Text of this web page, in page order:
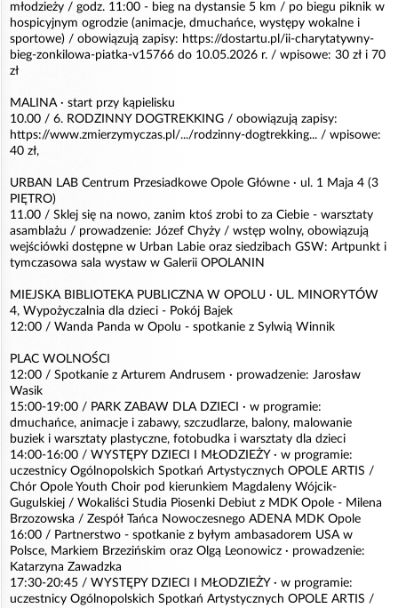
młodzieży / godz. 11:00 - bieg na dystansie 5 km / po biegu piknik w
hospicyjnym ogrodzie (animacje, dmuchańce, występy wokalne i
sportowe) / obowiązują zapisy: https://dostartu.pl/ii-charytatywny-
bieg-zonkilowa-piatka-v15766 do 10.05.2026 r. / wpisowe: 30 zł i 70
zł
MALINA · start przy kąpielisku
10.00 / 6. RODZINNY DOGTREKKING / obowiązują zapisy:
https://www.zmierzymyczas.pl/.../rodzinny-dogtrekking... / wpisowe:
40 zł,
URBAN LAB Centrum Przesiadkowe Opole Główne · ul. 1 Maja 4 (3
PIĘTRO)
11.00 / Sklej się na nowo, zanim ktoś zrobi to za Ciebie - warsztaty
asamblażu / prowadzenie: Józef Chyży / wstęp wolny, obowiązują
wejściówki dostępne w Urban Labie oraz siedzibach GSW: Artpunkt i
tymczasowa sala wystaw w Galerii OPOLANIN
MIEJSKA BIBLIOTEKA PUBLICZNA W OPOLU · UL. MINORYTÓW
4, Wypożyczalnia dla dzieci - Pokój Bajek
12:00 / Wanda Panda w Opolu - spotkanie z Sylwią Winnik
PLAC WOLNOŚCI
12:00 / Spotkanie z Arturem Andrusem · prowadzenie: Jarosław
Wasik
15:00-19:00 / PARK ZABAW DLA DZIECI · w programie:
dmuchańce, animacje i zabawy, szczudlarze, balony, malowanie
buziek i warsztaty plastyczne, fotobudka i warsztaty dla dzieci
14:00-16:00 / WYSTĘPY DZIECI I MŁODZIEŻY · w programie:
uczestnicy Ogólnopolskich Spotkań Artystycznych OPOLE ARTIS /
Chór Opole Youth Choir pod kierunkiem Magdaleny Wójcik-
Gugulskiej / Wokaliści Studia Piosenki Debiut z MDK Opole - Milena
Brzozowska / Zespół Tańca Nowoczesnego ADENA MDK Opole
16:00 / Partnerstwo - spotkanie z byłym ambasadorem USA w
Polsce, Markiem Brzezińskim oraz Olgą Leonowicz · prowadzenie:
Katarzyna Zawadzka
17:30-20:45 / WYSTĘPY DZIECI I MŁODZIEŻY · w programie:
uczestnicy Ogólnopolskich Spotkań Artystycznych OPOLE ARTIS /